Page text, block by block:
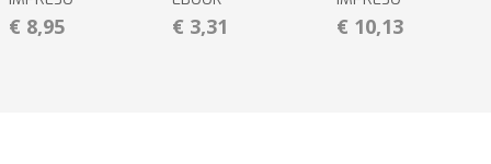
€ 8,95 € 3,31 € 10,13